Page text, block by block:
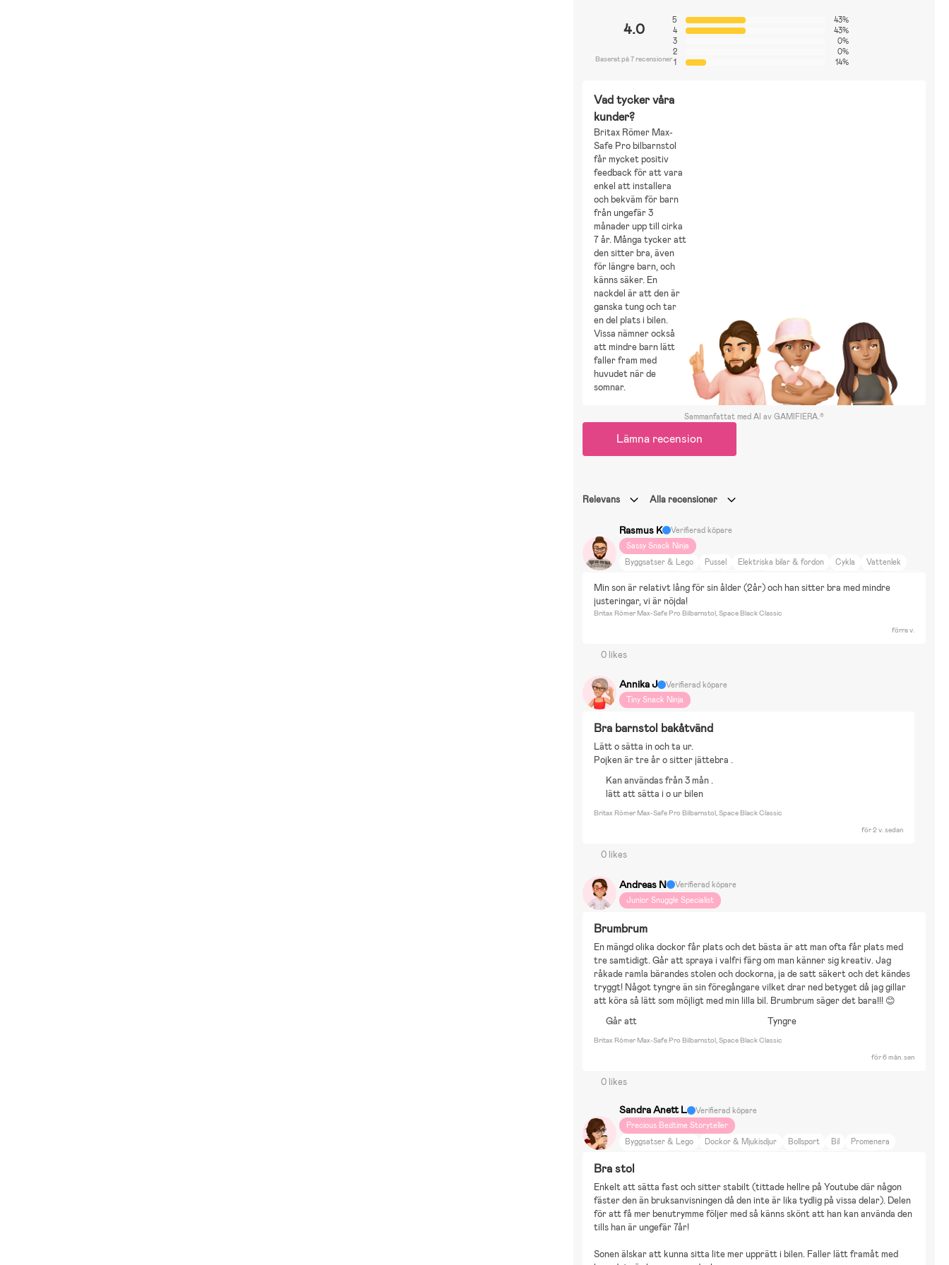
4.0
Baserat på 7 recensioner
5
43%
4
43%
3
0%
2
0%
1
14%
Vad tycker våra
kunder?
Britax Römer Max-
Safe Pro bilbarnstol
får mycket positiv
feedback för att vara
enkel att installera
och bekväm för barn
från ungefär 3
månader upp till cirka
7 år. Många tycker att
den sitter bra, även
för längre barn, och
känns säker. En
nackdel är att den är
ganska tung och tar
en del plats i bilen.
Vissa nämner också
att mindre barn lätt
faller fram med
huvudet när de
somnar.
Sammanfattat med AI av GAMIFIERA.®
Lämna recension
Relevans Alla recensioner
Rasmus K
Verifierad köpare
Sassy Snack Ninja
Byggsatser & Lego
Pussel Elektriska bilar & fordon Cykla
Vattenlek
Hot Wheels
Marvel Nintendo Disney Cars Bor i Hus
Bil
Bor på Landet
Resa Skidåkning Promenader
Min son är relativt lång för sin ålder (2år) och han sitter bra med mindre
justeringar, vi är nöjda!
Britax Römer Max-Safe Pro Bilbarnstol, Space Black Classic
förra v.
0 likes
Annika J
Verifierad köpare
Tiny Snack Ninja
Bra barnstol bakåtvänd
Lätt o sätta in och ta ur.
Pojken är tre år o sitter jättebra .
Kan användas från 3 mån .
lätt att sätta i o ur bilen
Britax Römer Max-Safe Pro Bilbarnstol, Space Black Classic
för 2 v. sedan
0 likes
Andreas N
Verifierad köpare
Junior Snuggle Specialist
Brumbrum
En mängd olika dockor får plats och det bästa är att man ofta får plats med
tre samtidigt. Går att spraya i valfri färg om man känner sig kreativ. Jag
råkade ramla bärandes stolen och dockorna, ja de satt säkert och det kändes
tryggt! Något tyngre än sin föregångare vilket drar ned betyget då jag gillar
att köra så lätt som möjligt med min lilla bil. Brumbrum säger det bara!!! 😊
Går att
Tyngre
Britax Römer Max-Safe Pro Bilbarnstol, Space Black Classic
för 6 mån. sen
0 likes
Sandra Anett L
Verifierad köpare
Precious Bedtime Storyteller
Byggsatser & Lego
Dockor & Mjukisdjur Bollsport Bil
Promenera
Åka till landet
Crescent prestige
Bra stol
Enkelt att sätta fast och sitter stabilt (tittade hellre på Youtube där någon
fäster den än bruksanvisningen då den inte är lika tydlig på vissa delar). Delen
för att få mer benutrymme följer med så känns skönt att han kan använda den
tills han är ungefär 7år!
Sonen älskar att kunna sitta lite mer upprätt i bilen. Faller lätt framåt med